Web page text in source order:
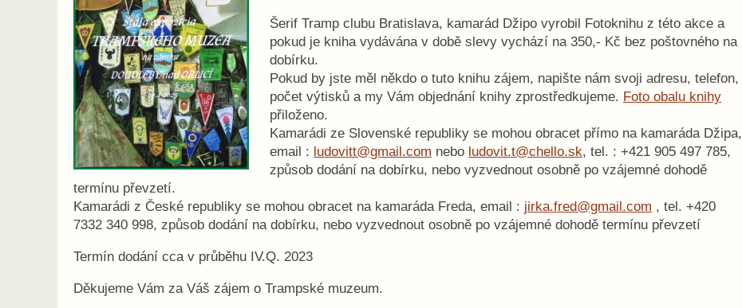
Šerif Tramp clubu Bratislava, kamarád Džipo vyrobil Fotoknihu z této akce a
pokud je kniha vydávána v době slevy vychází na 350,- Kč bez poštovného na
dobírku.
Pokud by jste měl někdo o tuto knihu zájem, napište nám svoji adresu, telefon,
počet výtisků a my Vám objednání knihy zprostředkujeme. Foto obalu knihy
přiloženo.
Kamarádi ze Slovenské republiky se mohou obracet přímo na kamaráda Džipa,
email : ludovitt@gmail.com nebo ludovit.t@chello.sk, tel. : +421 905 497 785,
způsob dodání na dobírku, nebo vyzvednout osobně po vzájemné dohodě
termínu převzetí.
Kamarádi z České republiky se mohou obracet na kamaráda Freda, email : jirka.fred@gmail.com , tel. +420
7332 340 998, způsob dodání na dobírku, nebo vyzvednout osobně po vzájemné dohodě termínu převzetí
Termín dodání cca v průběhu IV.Q. 2023
Děkujeme Vám za Váš zájem o Trampské muzeum.